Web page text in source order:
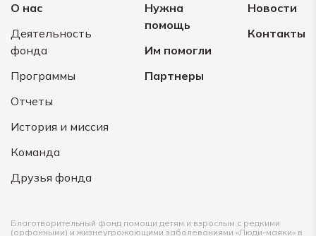
О нас
Деятельность
фонда
Программы
Отчеты
История и миссия
Команда
Друзья фонда
Нужна
помощь
Им помогли
Партнеры
Новости
Контакты
Благотворительный фонд помощи детям и взрослым с редкими
(орфанными) и жизнеугрожающими заболеваниями «Люди-маяки» в